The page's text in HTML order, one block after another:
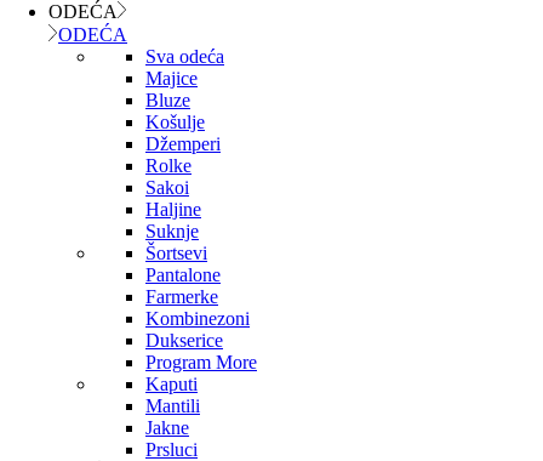
ODEĆA
ODEĆA
Sva odeća
Majice
Bluze
Košulje
Džemperi
Rolke
Sakoi
Haljine
Suknje
Šortsevi
Pantalone
Farmerke
Kombinezoni
Dukserice
Program More
Kaputi
Mantili
Jakne
Prsluci